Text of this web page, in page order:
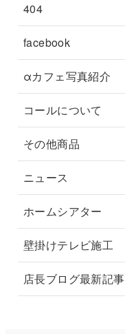
404
facebook
αカフェ写真紹介
コールについて
その他商品
ニュース
ホームシアター
壁掛けテレビ施工
店長ブログ最新記事